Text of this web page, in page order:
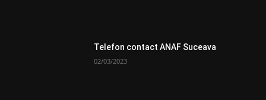
Telefon contact ANAF Suceava
02/03/2023